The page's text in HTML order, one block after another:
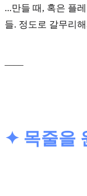
...만들 때, 혹은 플
들. 정도로 갈무리
✦ 목줄을